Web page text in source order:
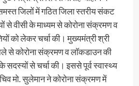
जिलों में गठित जिला स्तरीय संकट
वीसी के माध्यम से कोरोना संक्रमण व
को लेकर चर्चा की। मुख्यमंत्री श्री
से कोरोना संक्रमण व लॉकडाउन की
से चर्चा की। इससे पूर्व स्वास्थ्य
मो. सुलेमान ने कोरोना संक्रमण में